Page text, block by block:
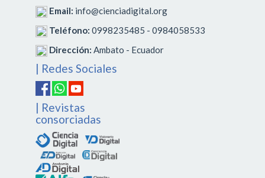
Email: info@cienciadigital.org
Teléfono: 0998235485 - 0984058533
Dirección: Ambato - Ecuador
| Redes Sociales
| Revistas
consorciadas